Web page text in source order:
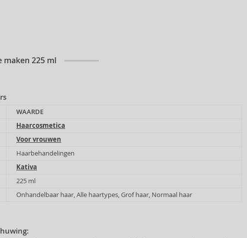
maken 225 ml
WAARDE
Haarcosmetica
Voor vrouwen
Haarbehandelingen
Kativa
225 ml
Onhandelbaar haar, Alle haartypes, Grof haar, Normaal haar